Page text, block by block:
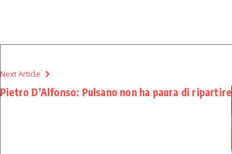
Next Article
Pietro D’Alfonso: Pulsano non ha paura di ripartire